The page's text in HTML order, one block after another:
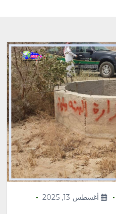
أغسطس 13, 2025